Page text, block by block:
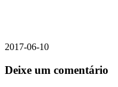
2017-06-10
Deixe um comentário